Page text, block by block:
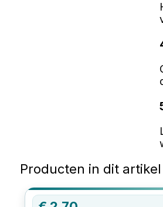
Producten in dit artikel